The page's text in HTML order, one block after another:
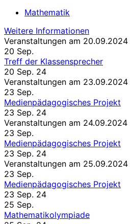
Mathematik
Weitere Informationen
Veranstaltungen am 20.09.2024
20 Sep.
Treff der Klassensprecher
20 Sep. 24
Veranstaltungen am 23.09.2024
23 Sep.
Medienpädagogisches Projekt
23 Sep. 24
Veranstaltungen am 24.09.2024
23 Sep.
Medienpädagogisches Projekt
23 Sep. 24
Veranstaltungen am 25.09.2024
23 Sep.
Medienpädagogisches Projekt
23 Sep. 24
25 Sep.
Mathematikolympiade